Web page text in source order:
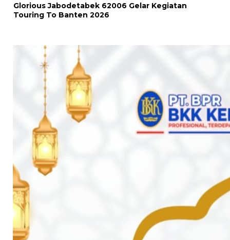
Glorious Jabodetabek 62006 Gelar Kegiatan
Touring To Banten 2026